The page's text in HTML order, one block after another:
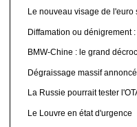
Le nouveau visage de l'euro
Diffamation ou dénigrement
BMW-Chine : le grand
Dégraissage massif
La Russie pourrait tester
Le Louvre en état d'urgence